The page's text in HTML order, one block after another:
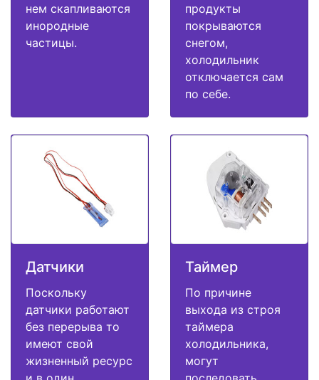
нем скапливаются
инородные
частицы.
продукты
покрываются
снегом,
холодильник
отключается сам
по себе.
Датчики
Поскольку
датчики работают
без перерыва то
имеют свой
жизненный ресурс
Таймер
По причине
выхода из строя
таймера
холодильника,
могут